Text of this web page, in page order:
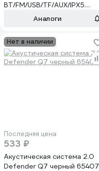
BT/FM/USB/TF/AUX/IPX5
Аналоги
Нет в наличии
Последняя цена
533 ₽
Акустическая система 2.0
Defender Q7 черный 65407